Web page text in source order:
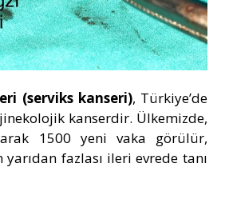
(serviks kanseri), Türkiye’de
kanserdir. Ülkemizde,
1500 yeni vaka görülür,
fazlası ileri evrede tanı